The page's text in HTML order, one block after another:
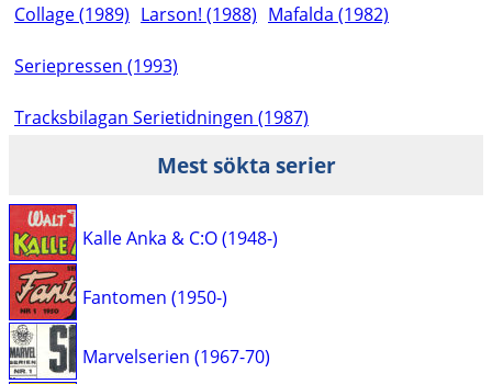
Collage (1989) Larson! (1988) Mafalda (1982)
Seriepressen (1993)
Tracksbilagan Serietidningen (1987)
Mest sökta serier
Kalle Anka & C:O (1948-)
Fantomen (1950-)
Marvelserien (1967-70)